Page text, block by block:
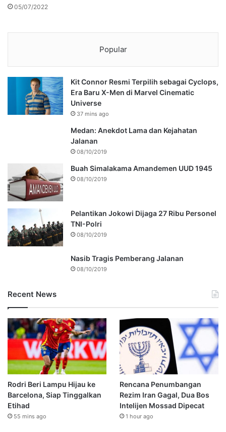
05/07/2022
Popular
Kit Connor Resmi Terpilih sebagai Cyclops,
Era Baru X-Men di Marvel Cinematic
Universe
37 mins ago
Medan: Anekdot Lama dan Kejahatan
Jalanan
08/10/2019
Buah Simalakama Amandemen UUD 1945
08/10/2019
Pelantikan Jokowi Dijaga 27 Ribu Personel
TNI-Polri
08/10/2019
Nasib Tragis Pemberang Jalanan
08/10/2019
Recent News
Rodri Beri Lampu Hijau ke
Barcelona, Siap Tinggalkan
Etihad
55 mins ago
Rencana Penumbangan
Rezim Iran Gagal, Dua Bos
Intelijen Mossad Dipecat
1 hour ago